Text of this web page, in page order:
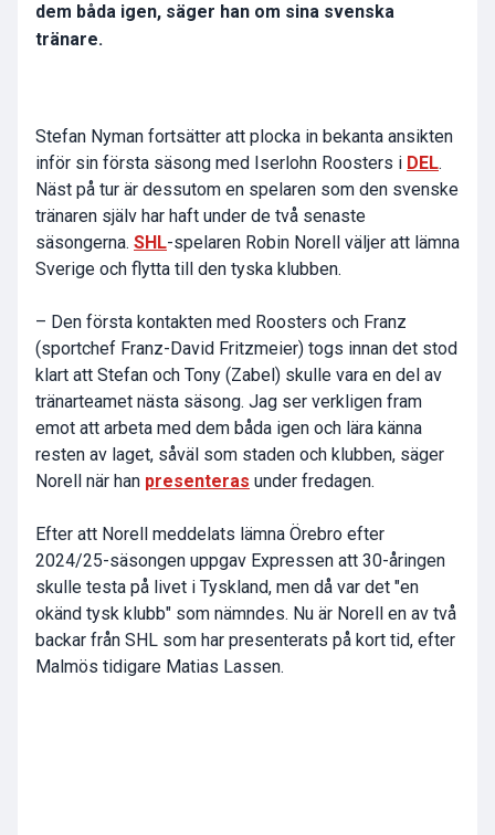
dem båda igen, säger han om sina svenska
tränare.
Stefan Nyman fortsätter att plocka in bekanta ansikten
inför sin första säsong med Iserlohn Roosters i DEL.
Näst på tur är dessutom en spelaren som den svenske
tränaren själv har haft under de två senaste
säsongerna. SHL-spelaren Robin Norell väljer att lämna
Sverige och flytta till den tyska klubben.
– Den första kontakten med Roosters och Franz
(sportchef Franz-David Fritzmeier) togs innan det stod
klart att Stefan och Tony (Zabel) skulle vara en del av
tränarteamet nästa säsong. Jag ser verkligen fram
emot att arbeta med dem båda igen och lära känna
resten av laget, såväl som staden och klubben, säger
Norell när han presenteras under fredagen.
Efter att Norell meddelats lämna Örebro efter
2024/25-säsongen uppgav Expressen att 30-åringen
skulle testa på livet i Tyskland, men då var det "en
okänd tysk klubb" som nämndes. Nu är Norell en av två
backar från SHL som har presenterats på kort tid, efter
Malmös tidigare Matias Lassen.